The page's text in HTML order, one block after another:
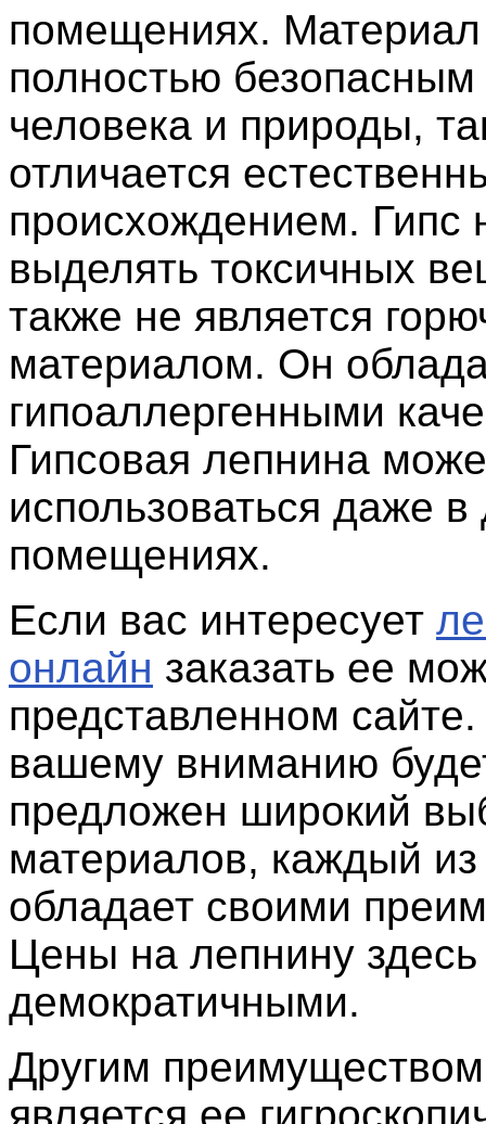
помещениях. Материал
полностью
человека и природы,
отличается
происхождением. Гипс
выделять токсичных
также не является
материалом. Он
гипоаллергенными
Гипсовая лепнина
использоваться даже в
помещениях.
Если вас интересует
онлайн заказать ее
представленном
вашему вниманию
предложен широкий
материалов, каждый из
обладает своими
Цены на лепнину здесь
демократичными.
Другим
является ее